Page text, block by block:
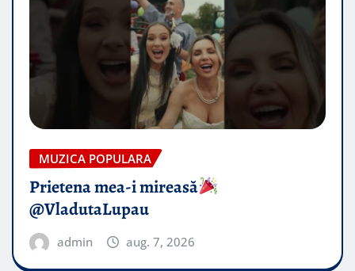
MUZICA POPULARA
Prietena mea-i mireasă​
@VladutaLupau
admin aug. 7, 2026